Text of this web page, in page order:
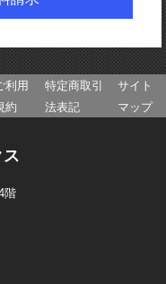
利用
約
特定商取引
法表記
サイト
マップ
階